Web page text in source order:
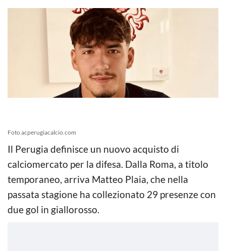
Foto acperugiacalcio.com
Il Perugia definisce un nuovo acquisto di
calciomercato per la difesa. Dalla Roma, a titolo
temporaneo, arriva Matteo Plaia, che nella
passata stagione ha collezionato 29 presenze con
due gol in giallorosso.